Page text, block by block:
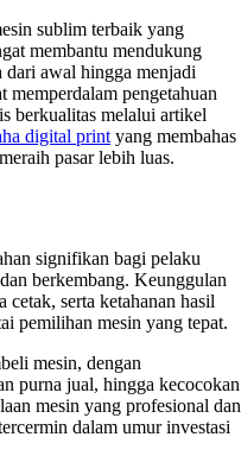
sublim terbaik yang
membantu mendukung
dari awal hingga menjadi
memperdalam pengetahuan
berkualitas melalui artikel
digital print yang membahas
pasar lebih luas.
signifikan bagi pelaku
berkembang. Keunggulan
serta ketahanan hasil
pemilihan mesin yang tepat.
mesin, dengan
purna jual, hingga kecocokan
mesin yang profesional dan
dalam umur investasi